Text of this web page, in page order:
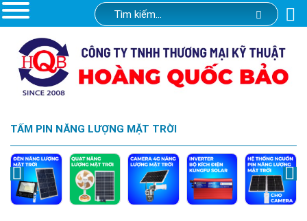
TẤM PIN NĂNG LƯỢNG MẶT TRỜI